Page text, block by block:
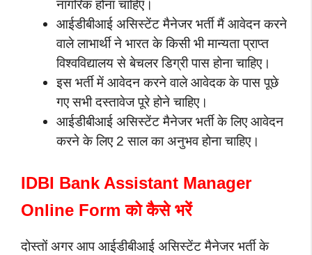
नागरिक होना चाहिए।
आईडीबीआई असिस्टेंट मैनेजर भर्ती मैं आवेदन करने
वाले लाभार्थी ने भारत के किसी भी मान्यता प्राप्त
विश्वविद्यालय से बेचलर डिग्री पास होना चाहिए।
इस भर्ती में आवेदन करने वाले आवेदक के पास पूछे
गए सभी दस्तावेज पूरे होने चाहिए।
आईडीबीआई असिस्टेंट मैनेजर भर्ती के लिए आवेदन
करने के लिए 2 साल का अनुभव होना चाहिए।
IDBI Bank Assistant Manager
Online Form को कैसे भरें
दोस्तों अगर आप आईडीबीआई असिस्टेंट मैनेजर भर्ती के